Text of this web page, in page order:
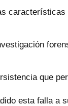
que
esta falla